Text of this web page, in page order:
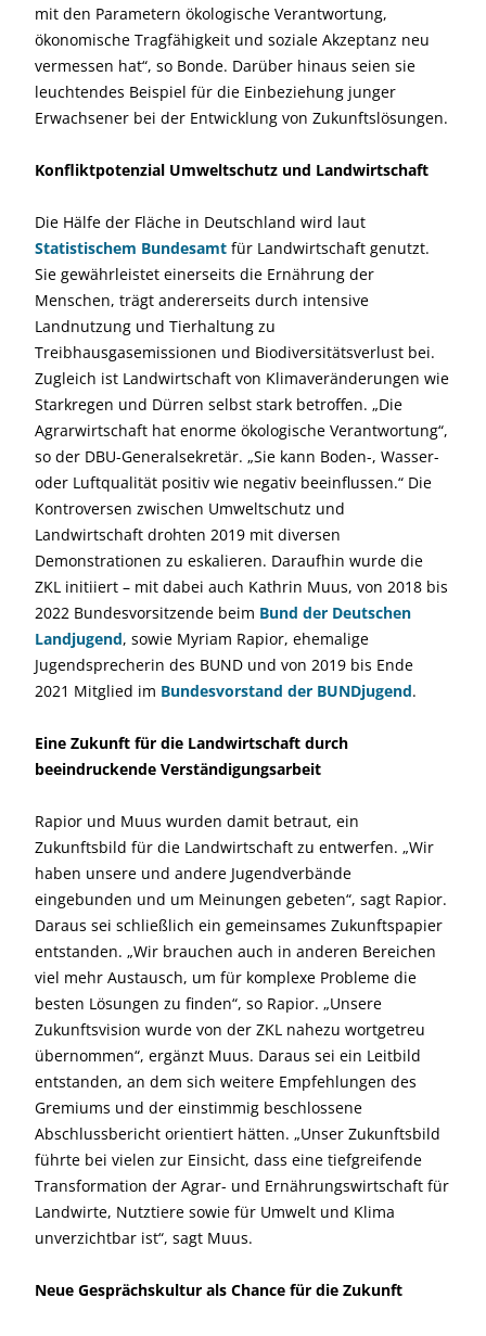
mit den Parametern ökologische Verantwortung,
ökonomische Tragfähigkeit und soziale Akzeptanz neu
vermessen hat“, so Bonde. Darüber hinaus seien sie
leuchtendes Beispiel für die Einbeziehung junger
Erwachsener bei der Entwicklung von Zukunftslösungen.
Konfliktpotenzial Umweltschutz und Landwirtschaft
Die Hälfe der Fläche in Deutschland wird laut
Statistischem Bundesamt für Landwirtschaft genutzt.
Sie gewährleistet einerseits die Ernährung der
Menschen, trägt andererseits durch intensive
Landnutzung und Tierhaltung zu
Treibhausgasemissionen und Biodiversitätsverlust bei.
Zugleich ist Landwirtschaft von Klimaveränderungen wie
Starkregen und Dürren selbst stark betroffen. „Die
Agrarwirtschaft hat enorme ökologische Verantwortung“,
so der DBU-Generalsekretär. „Sie kann Boden-, Wasser-
oder Luftqualität positiv wie negativ beeinflussen.“ Die
Kontroversen zwischen Umweltschutz und
Landwirtschaft drohten 2019 mit diversen
Demonstrationen zu eskalieren. Daraufhin wurde die
ZKL initiiert – mit dabei auch Kathrin Muus, von 2018 bis
2022 Bundesvorsitzende beim Bund der Deutschen
Landjugend, sowie Myriam Rapior, ehemalige
Jugendsprecherin des BUND und von 2019 bis Ende
2021 Mitglied im Bundesvorstand der BUNDjugend.
Eine Zukunft für die Landwirtschaft durch
beeindruckende Verständigungsarbeit
Rapior und Muus wurden damit betraut, ein
Zukunftsbild für die Landwirtschaft zu entwerfen. „Wir
haben unsere und andere Jugendverbände
eingebunden und um Meinungen gebeten“, sagt Rapior.
Daraus sei schließlich ein gemeinsames Zukunftspapier
entstanden. „Wir brauchen auch in anderen Bereichen
viel mehr Austausch, um für komplexe Probleme die
besten Lösungen zu finden“, so Rapior. „Unsere
Zukunftsvision wurde von der ZKL nahezu wortgetreu
übernommen“, ergänzt Muus. Daraus sei ein Leitbild
entstanden, an dem sich weitere Empfehlungen des
Gremiums und der einstimmig beschlossene
Abschlussbericht orientiert hätten. „Unser Zukunftsbild
führte bei vielen zur Einsicht, dass eine tiefgreifende
Transformation der Agrar- und Ernährungswirtschaft für
Landwirte, Nutztiere sowie für Umwelt und Klima
unverzichtbar ist“, sagt Muus.
Neue Gesprächskultur als Chance für die Zukunft